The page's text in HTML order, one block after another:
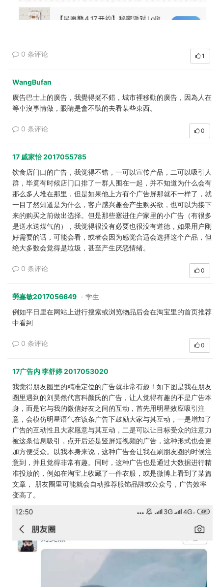
0 条评论 1
WangBufan
廣告巴士上的廣告，我覺得挺不錯，城市裡移動的廣告，因為人在
等車沒事情做，眼睛是會不聽的去看某些東西。
0 条评论 0
17 戚家怡 2017055785
饮食店门口的广告，我觉得不错，一可以宣传产品，二可以吸引人
群，毕竟有时候店门口排了一群人围在一起，并不知道为什么会有
那么多人堆在那里，但是如果他上方有个广告屏那就不一样了，就
一目了然知道是为什么，客户感兴趣会产生购买欲，也可以为接下
来的购买之前做出选择。但是那些塞进住户家里的小广告（有很多
是送水送煤气的），我觉得很没有必要也很没有道德，如果用户刚
好需要的话，可能会看，或者会因为感觉合适会选择这个产品，但
绝大多数会觉得是垃圾，甚至产生厌恶情绪。
0 条评论 0
勞嘉敏2017056649 - 学生
例如平日里在网站上进行搜索或浏览物品后会在淘宝里的首页推荐
中看到
0 条评论 0
17广告内 李舒婷 2017053020
我觉得朋友圈里的精准定位的广告就非常有趣！如下图是我在朋友
圈里遇到的刘昊然代言科颜氏的广告，让人觉得有趣的不是广告本
身，而是它与我的微信好友之间的互动，首先用明星效应吸引注
意，会模仿明星语气在该条广告下鼓励大家与其互动，一是增加了
广告的互动性且大家愿意与其互动，二是可以让目标受众的注意力
被这条信息吸引，点开后还是竖屏短视频的广告，这种形式也会更
加方便受众。以我本身来说，这种广告会让我在刷朋友圈的时候注
意到，并且觉得非常有趣。同时，这种广告也是通过大数据进行精
准投放的，例如在淘宝上收藏了一件衣服，或是微博上看到了某篇
文章， 朋友圈里可能就会自动推荐服饰品牌或公众号，广告效率
变高了。